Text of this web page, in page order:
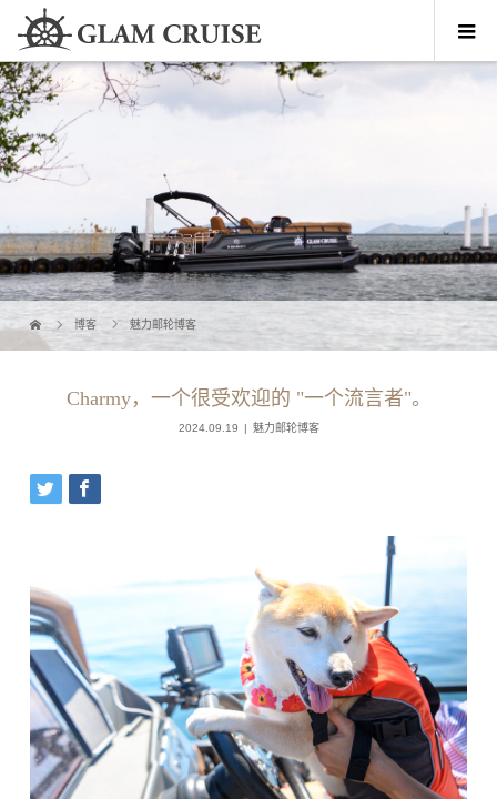
博客 魅力邮轮博客
Charmy，一个很受欢迎的 "一个流言者"。
2024.09.19 魅力邮轮博客